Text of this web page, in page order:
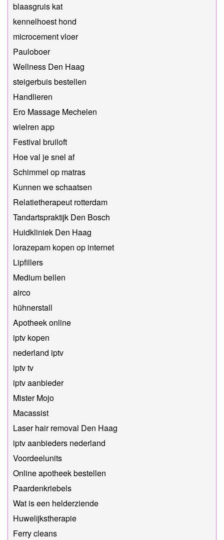
blaasgruis kat
kennelhoest hond
microcement vloer
Pauloboer
Wellness Den Haag
steigerbuis bestellen
Handlieren
Ero Massage Mechelen
wielren app
Festival bruiloft
Hoe val je snel af
Schimmel op matras
Kunnen we schaatsen
Relatietherapeut rotterdam
Tandartspraktijk Den Bosch
Huidkliniek Den Haag
lorazepam kopen op internet
Lipfillers
Medium bellen
airco
hühnerstall
Apotheek online
iptv kopen
nederland iptv
iptv tv
iptv aanbieder
Mister Mojo
Macassist
Laser hair removal Den Haag
iptv aanbieders nederland
Voordeelunits
Online apotheek bestellen
Paardenkriebels
Wat is een helderziende
Huwelijkstherapie
Ferry cleans